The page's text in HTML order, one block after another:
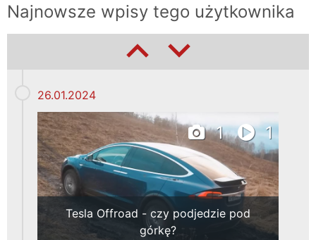
Najnowsze wpisy tego użytkownika
Test Mercedes EQE 43 AMG
26.01.2024
Tesla Offroad - czy podjedzie pod
górkę?
1 1